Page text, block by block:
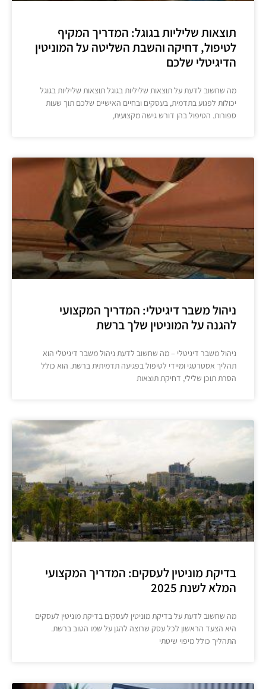
תוצאות שליליות בגוגל: המדריך המקיף
לטיפול, דחיקה והשבת השליטה על המוניטין
הדיגיטלי שלכם
מה שחשוב לדעת על תוצאות שליליות בגוגל תוצאות שליליות בגוגל
יכולות לפגוע בתדמית, בעסקים ובחיים האישיים שלכם תוך שעות
ספורות. הטיפול בהן דורש גישה מקצועית,
ניהול משבר דיגיטלי: המדריך המקצועי
להגנה על המוניטין שלך ברשת
ניהול משבר דיגיטלי – מה שחשוב לדעת ניהול משבר דיגיטלי הוא
תהליך אסטרטגי ומיידי לטיפול בפגיעה תדמיתית ברשת. הוא כולל
הסרת תוכן שלילי, דחיקת תוצאות
בדיקת מוניטין לעסקים: המדריך המקצועי
המלא לשנת 2025
מה שחשוב לדעת על בדיקת מוניטין לעסקים בדיקת מוניטין לעסקים
היא הצעד הראשון לכל עסק שרוצה להגן על שמו הטוב ברשת.
התהליך כולל מיפוי שיטתי